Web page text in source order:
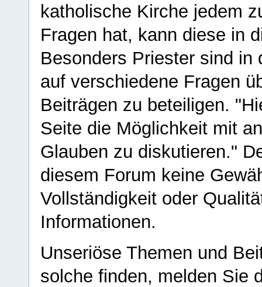
katholische Kirche jedem
Fragen hat, kann diese in
Besonders Priester sind in
auf verschiedene Fragen
Beiträgen zu beteiligen.
Seite die Möglichkeit mit
Glauben zu diskutieren."
diesem Forum keine
Vollständigkeit oder
Informationen.
Unseriöse Themen und
solche finden, melden Sie